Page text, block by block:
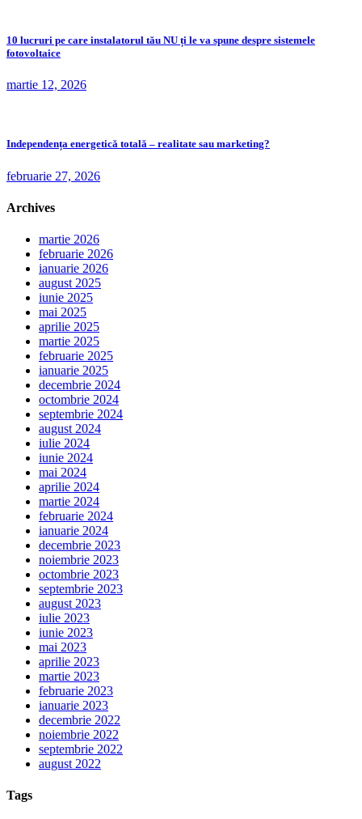
10 lucruri pe care instalatorul tău NU ți le va spune despre sistemele
fotovoltaice
martie 12, 2026
Independența energetică totală – realitate sau marketing?
februarie 27, 2026
Archives
martie 2026
februarie 2026
ianuarie 2026
august 2025
iunie 2025
mai 2025
aprilie 2025
martie 2025
februarie 2025
ianuarie 2025
decembrie 2024
octombrie 2024
septembrie 2024
august 2024
iulie 2024
iunie 2024
mai 2024
aprilie 2024
martie 2024
februarie 2024
ianuarie 2024
decembrie 2023
noiembrie 2023
octombrie 2023
septembrie 2023
august 2023
iulie 2023
iunie 2023
mai 2023
aprilie 2023
martie 2023
februarie 2023
ianuarie 2023
decembrie 2022
noiembrie 2022
septembrie 2022
august 2022
Tags